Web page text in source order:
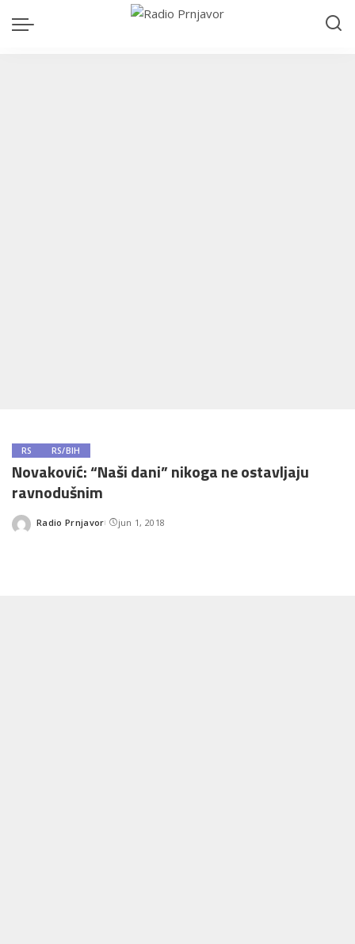
RS RS/BIH
Novaković: “Naši dani” nikoga ne ostavljaju
ravnodušnim
Posted
Radio Prnjavor jun 1, 2018